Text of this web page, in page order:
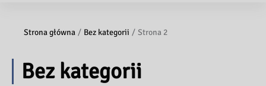
Strona główna Bez kategorii Strona 2
Bez kategorii